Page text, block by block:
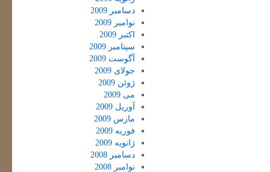
دسامبر 2009
نوامبر 2009
اکتبر 2009
سپتامبر 2009
آگوست 2009
جولای 2009
ژوئن 2009
می 2009
آوریل 2009
مارس 2009
فوریه 2009
ژانویه 2009
دسامبر 2008
نوامبر 2008